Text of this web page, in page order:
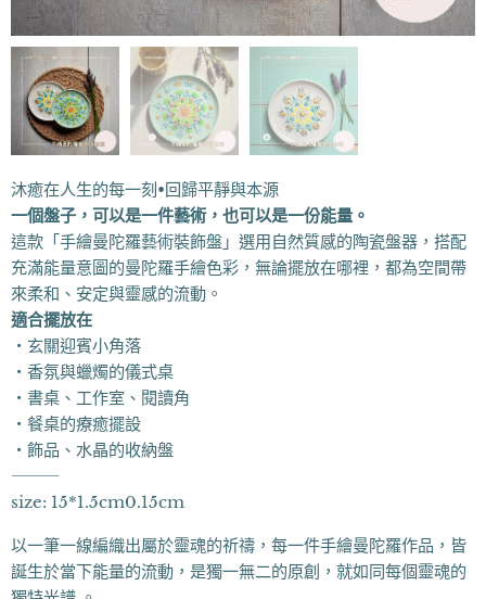
沐癒在人生的每一刻•回歸平靜與本源
一個盤子，可以是一件藝術，也可以是一份能量。
這款「手繪曼陀羅藝術裝飾盤」選用自然質感的陶瓷盤器，搭配
充滿能量意圖的曼陀羅手繪色彩，無論擺放在哪裡，都為空間帶
來柔和、安定與靈感的流動。
適合擺放在
・玄關迎賓小角落
・香氛與蠟燭的儀式桌
・書桌、工作室、閱讀角
・餐桌的療癒擺設
・飾品、水晶的收納盤
⸻
size: 15*1.5cm0.15cm
以一筆一線編織出屬於靈魂的祈禱，每一件手繪曼陀羅作品，皆
誕生於當下能量的流動，是獨一無二的原創，就如同每個靈魂的